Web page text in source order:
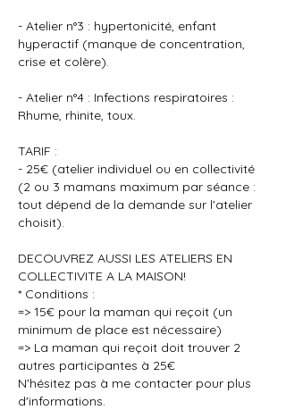
- Atelier n°3 : hypertonicité, enfant
hyperactif (manque de concentration,
crise et colère).
- Atelier n°4 : Infections respiratoires :
Rhume, rhinite, toux.
TARIF :
- 25€ (atelier individuel ou en collectivité
(2 ou 3 mamans maximum par séance :
tout dépend de la demande sur l'atelier
choisit).
DECOUVREZ AUSSI LES ATELIERS EN
COLLECTIVITE A LA MAISON!
* Conditions :
=> 15€ pour la maman qui reçoit (un
minimum de place est nécessaire)
=> La maman qui reçoit doit trouver 2
autres participantes à 25€
N'hésitez pas à me contacter pour plus
d'informations.